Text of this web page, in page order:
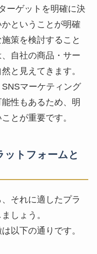
ーゲットを明確に決
ということが明確
策を検討すること
自社の商品・サー
と見えてきます。
マーケティング
性もあるため、 明
とが重要です。
ットフォームと
それに適したプラ
しょう。
以下の通りです。